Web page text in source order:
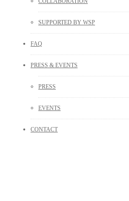
SUPPORTED BY WSP
FAQ
PRESS & EVENTS
PRESS
EVENTS
CONTACT